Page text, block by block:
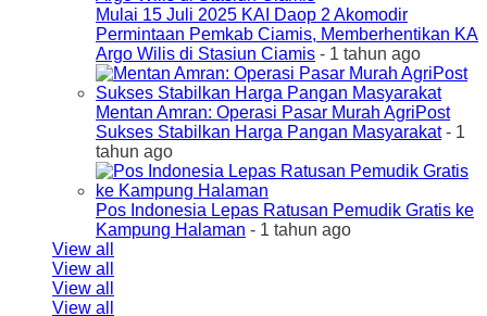
Mulai 15 Juli 2025 KAI Daop 2 Akomodir
Permintaan Pemkab Ciamis, Memberhentikan KA
Argo Wilis di Stasiun Ciamis - 1 tahun ago
Mentan Amran: Operasi Pasar Murah AgriPost
Sukses Stabilkan Harga Pangan Masyarakat- 1
tahun ago
Pos Indonesia Lepas Ratusan Pemudik Gratis ke
Kampung Halaman - 1 tahun ago
View all
View all
View all
View all